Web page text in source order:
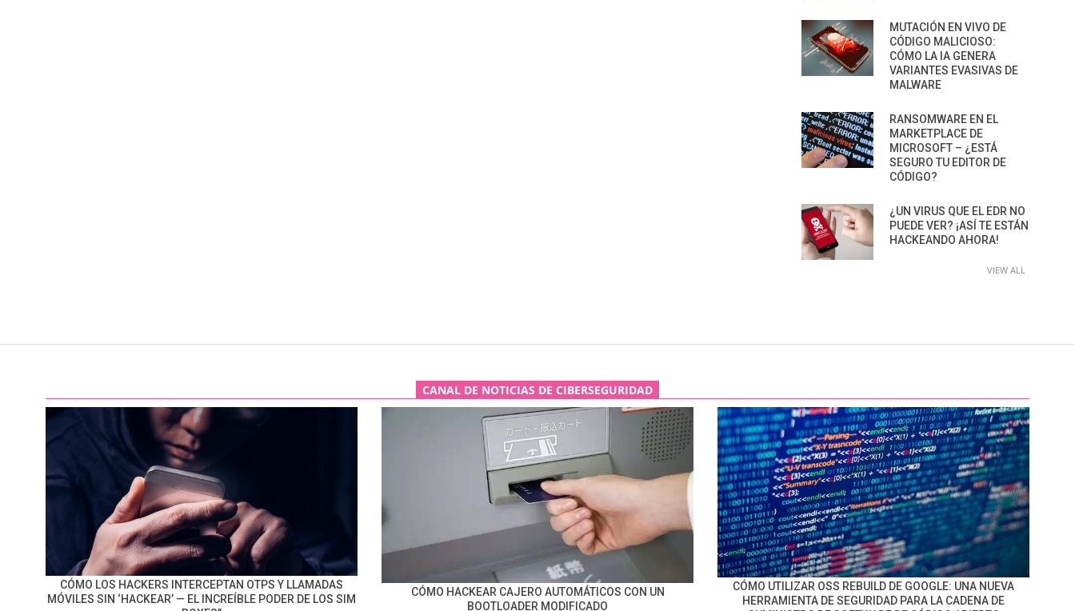
MUTACIÓN EN VIVO DE
CÓDIGO MALICIOSO:
CÓMO LA IA GENERA
VARIANTES EVASIVAS DE
MALWARE
RANSOMWARE EN EL
MARKETPLACE DE
MICROSOFT – ¿ESTÁ
SEGURO TU EDITOR DE
CÓDIGO?
¿UN VIRUS QUE EL EDR NO
PUEDE VER? ¡ASÍ TE ESTÁN
HACKEANDO AHORA!
VIEW ALL
CANAL DE NOTICIAS DE CIBERSEGURIDAD
CÓMO LOS HACKERS INTERCEPTAN OTPS Y LLAMADAS
MÓVILES SIN ‘HACKEAR’ — EL INCREÍBLE PODER DE LOS SIM
CÓMO HACKEAR CAJERO AUTOMÁTICOS CON UN
BOOTLOADER MODIFICADO
CÓMO UTILIZAR OSS REBUILD DE GOOGLE: UNA NUEVA
HERRAMIENTA DE SEGURIDAD PARA LA CADENA DE